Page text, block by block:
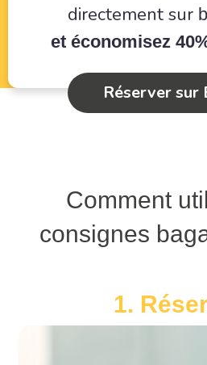
directement sur
et économisez
Réserver sur
Comment
consignes
1.